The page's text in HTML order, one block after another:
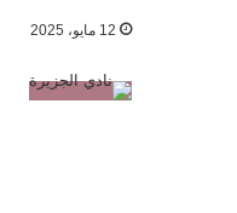
12 مايو، 2025